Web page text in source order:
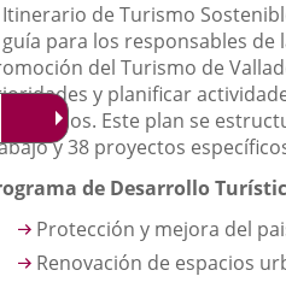
Itinerario de Turismo
para los responsables de
del Turismo de
y planificar
años. Este plan se
y 38 proyectos
de Desarrollo
Protección y mejora del
Renovación de espacios